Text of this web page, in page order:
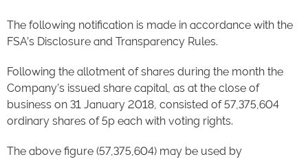
The following notification is made in accordance with the
FSA’s Disclosure and Transparency Rules.
Following the allotment of shares during the month the
Company’s issued share capital, as at the close of
business on 31 January 2018, consisted of 57,375,604
ordinary shares of 5p each with voting rights.
The above figure (57,375,604) may be used by